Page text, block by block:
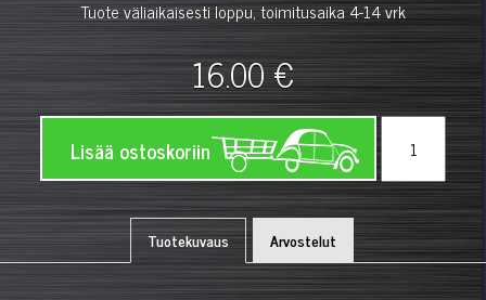
Tuote väliaikaisesti loppu, toimitusaika 4-14 vrk
16.00 €
Lisää ostoskoriin
Tuotekuvaus Arvostelut